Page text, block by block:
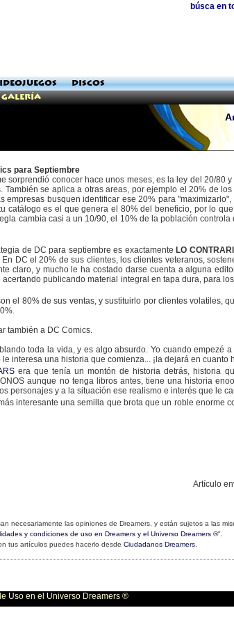
búsca en
DISCOS
Galería
para Septiembre
sorprendió conocer hace unos meses, es la ley del 20/80
También se aplica a otras areas, por ejemplo el 20% de
empresas busquen identificar ese 20% para
catálogo es el que genera el 80% del beneficio, por lo
cambia casi a un 10/90, el 10% de la población
de DC para septiembre es exactamente LO
DC el 20% de sus clientes, los clientes veteranos,
claro, y mucho le ha costado darse cuenta a alguna
publicando material integral en tapa dura, para
el 80% de sus ventas, y sustituirlo por clientes volatiles,
también a DC Comics.
toda la vida, y es algo absurdo. Yo cuando empezé
interesa una historia que comienza... ¡la dejará en cuanto
era que tenía un montón de historia detrás, historia
aunque no tenga libros antes, tiene una historia
personajes y a la situación ese realismo e interés que le
interesante una semilla que brota que un roble enorme
Artículo
necesariamente las opiniones de Dreamers, y están sujetos a las
y condiciones de uso en Dreamers y el Universo Dreamers ®".
tus artículos puedes hacerlo desde Ciudadanos Dreamers
Uso en el Universo Dreamers ®